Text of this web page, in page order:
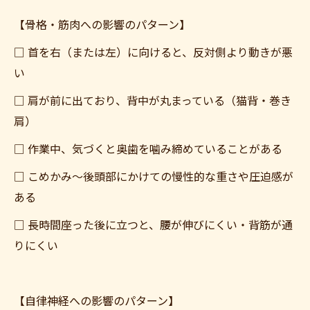
【骨格・筋肉への影響のパターン】
□ 首を右（または左）に向けると、反対側より動きが悪
い
□ 肩が前に出ており、背中が丸まっている（猫背・巻き
肩）
□ 作業中、気づくと奥歯を噛み締めていることがある
□ こめかみ〜後頭部にかけての慢性的な重さや圧迫感が
ある
□ 長時間座った後に立つと、腰が伸びにくい・背筋が通
りにくい
【自律神経への影響のパターン】